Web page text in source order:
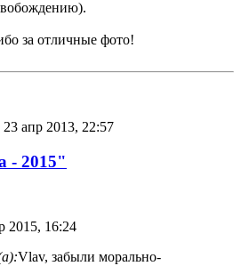
за отличные фото!
23 апр 2013, 22:57
- 2015"
2015, 16:24
Vlav, забыли морально-